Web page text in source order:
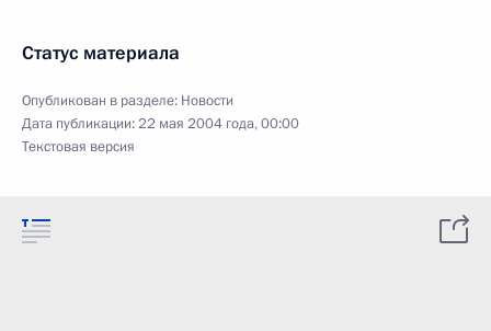
Статус материала
Опубликован в разделе: Новости
Дата публикации:22 мая 2004 года, 00:00
Текстовая версия